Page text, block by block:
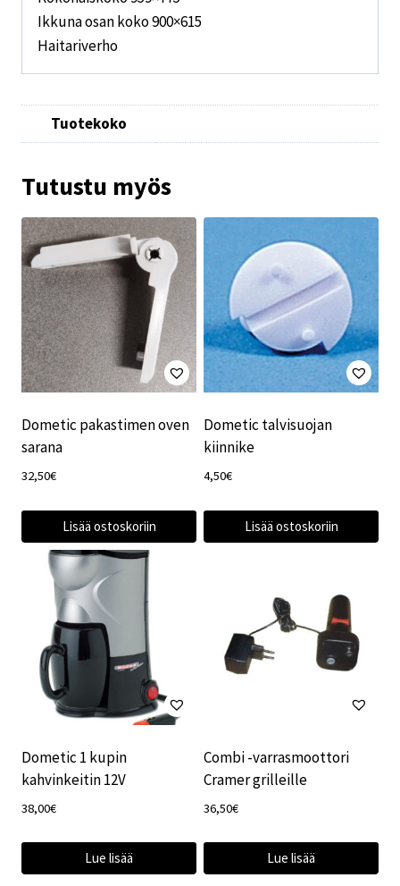
Ikkuna osan koko 900×615
Haitariverho
Tuotekoko
Tutustu myös
Dometic pakastimen oven
sarana
32,50€
Lisää ostoskoriin
Dometic talvisuojan
kiinnike
4,50€
Lisää ostoskoriin
Dometic 1 kupin
kahvinkeitin 12V
38,00€
Lue lisää
Combi -varrasmoottori
Cramer grilleille
36,50€
Lue lisää